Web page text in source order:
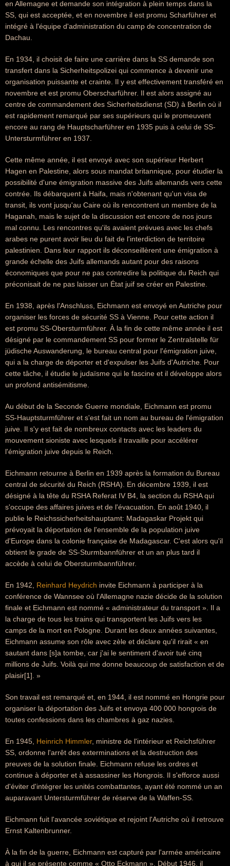
en Allemagne et demande son intégration à plein temps dans la
SS, qui est acceptée, et en novembre il est promu Scharführer et
intégré à l'équipe d'administration du camp de concentration de
Dachau.
En 1934, il choisit de faire une carrière dans la SS demande son
transfert dans la Sicherheitspolizei qui commence à devenir une
organisation puissante et crainte. Il y est effectivement transféré en
novembre et est promu Oberscharführer. Il est alors assigné au
centre de commandement des Sicherheitsdienst (SD) à Berlin où il
est rapidement remarqué par ses supérieurs qui le promeuvent
encore au rang de Hauptscharführer en 1935 puis à celui de SS-
Untersturmführer en 1937.
Cette même année, il est envoyé avec son supérieur Herbert
Hagen en Palestine, alors sous mandat britannique, pour étudier la
possibilité d'une émigration massive des Juifs allemands vers cette
contrée. Ils débarquent à Haifa, mais n'obtenant qu'un visa de
transit, ils vont jusqu'au Caire où ils rencontrent un membre de la
Haganah, mais le sujet de la discussion est encore de nos jours
mal connu. Les rencontres qu'ils avaient prévues avec les chefs
arabes ne purent avoir lieu du fait de l'interdiction de territoire
palestinien. Dans leur rapport ils déconseillèrent une émigration à
grande échelle des Juifs allemands autant pour des raisons
économiques que pour ne pas contredire la politique du Reich qui
préconisait de ne pas laisser un État juif se créer en Palestine.
En 1938, après l'Anschluss, Eichmann est envoyé en Autriche pour
organiser les forces de sécurité SS à Vienne. Pour cette action il
est promu SS-Obersturmführer. À la fin de cette même année il est
désigné par le commandement SS pour former le Zentralstelle für
jüdische Auswanderung, le bureau central pour l'émigration juive,
qui a la charge de déporter et d'expulser les Juifs d'Autriche. Pour
cette tâche, il étudie le judaïsme qui le fascine et il développe alors
un profond antisémitisme.
Au début de la Seconde Guerre mondiale, Eichmann est promu
SS-Hauptsturmführer et s'est fait un nom au bureau de l'émigration
juive. Il s'y est fait de nombreux contacts avec les leaders du
mouvement sioniste avec lesquels il travaille pour accélérer
l'émigration juive depuis le Reich.
Eichmann retourne à Berlin en 1939 après la formation du Bureau
central de sécurité du Reich (RSHA). En décembre 1939, il est
désigné à la tête du RSHA Referat IV B4, la section du RSHA qui
s'occupe des affaires juives et de l'évacuation. En août 1940, il
publie le Reichssicherheitshauptamt: Madagaskar Projekt qui
prévoyait la déportation de l'ensemble de la population juive
d'Europe dans la colonie française de Madagascar. C'est alors qu'il
obtient le grade de SS-Sturmbannführer et un an plus tard il
accède à celui de Obersturmbannführer.
En 1942, Reinhard Heydrich invite Eichmann à participer à la
conférence de Wannsee où l'Allemagne nazie décide de la solution
finale et Eichmann est nommé « administrateur du transport ». Il a
la charge de tous les trains qui transportent les Juifs vers les
camps de la mort en Pologne. Durant les deux années suivantes,
Eichmann assume son rôle avec zèle et déclare qu'il rirait « en
sautant dans [s]a tombe, car j'ai le sentiment d'avoir tué cinq
millions de Juifs. Voilà qui me donne beaucoup de satisfaction et de
plaisir[1]. »
Son travail est remarqué et, en 1944, il est nommé en Hongrie pour
organiser la déportation des Juifs et envoya 400 000 hongrois de
toutes confessions dans les chambres à gaz nazies.
En 1945, Heinrich Himmler, ministre de l'intérieur et Reichsführer
SS, ordonne l'arrêt des exterminations et la destruction des
preuves de la solution finale. Eichmann refuse les ordres et
continue à déporter et à assassiner les Hongrois. Il s'efforce aussi
d'éviter d'intégrer les unités combattantes, ayant été nommé un an
auparavant Untersturmführer de réserve de la Waffen-SS.
Eichmann fuit l'avancée soviétique et rejoint l'Autriche où il retrouve
Ernst Kaltenbrunner.
À la fin de la guerre, Eichmann est capturé par l'armée américaine
à qui il se présente comme « Otto Eckmann ». Début 1946, il